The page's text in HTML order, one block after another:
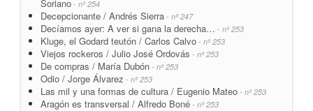
Soriano - nº 254
Decepcionante / Andrés Sierra - nº 247
Decíamos ayer: A ver si gana la derecha… - nº 253
Kluge, el Godard teutón / Carlos Calvo - nº 253
Viejos rockeros / Julio José Ordovás - nº 253
De compras / María Dubón - nº 253
Odio / Jorge Álvarez - nº 253
Las mil y una formas de cultura / Eugenio Mateo - nº 253
Aragón es transversal / Alfredo Boné - nº 253